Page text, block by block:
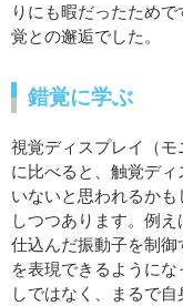
りにも暇だったため
覚との邂逅でした。
錯覚に学ぶ
視覚ディスプレイ（モ
に比べると、触覚デ
いないと思われるか
しつつあります。例
仕込んだ振動子を制
を表現できるように
しではなく、まるで自